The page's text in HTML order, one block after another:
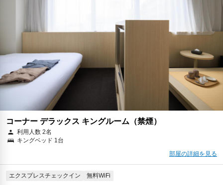
コーナー デラックス キングルーム（禁煙）
利用人数 2名
キングベッド 1台
部屋の詳細を見る
エクスプレスチェックイン 無料WiFi